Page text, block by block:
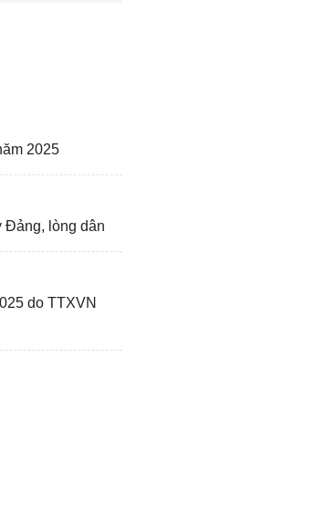
2025
Đảng, lòng dân
do TTXVN